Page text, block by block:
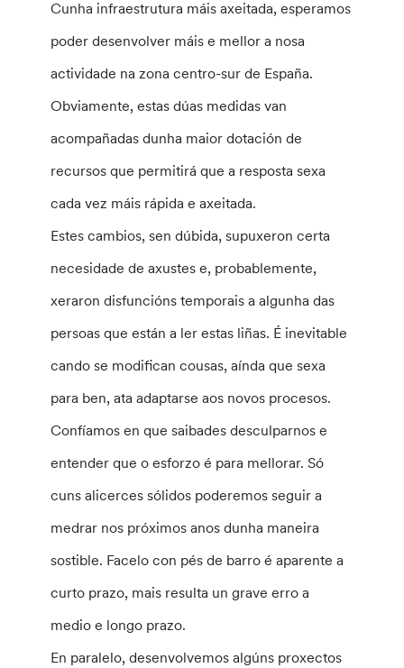
Cunha infraestrutura máis axeitada, esperamos
poder desenvolver máis e mellor a nosa
actividade na zona centro-sur de España.
Obviamente, estas dúas medidas van
acompañadas dunha maior dotación de
recursos que permitirá que a resposta sexa
cada vez máis rápida e axeitada.
Estes cambios, sen dúbida, supuxeron certa
necesidade de axustes e, probablemente,
xeraron disfuncións temporais a algunha das
persoas que están a ler estas liñas. É inevitable
cando se modifican cousas, aínda que sexa
para ben, ata adaptarse aos novos procesos.
Confíamos en que saibades desculparnos e
entender que o esforzo é para mellorar. Só
cuns alicerces sólidos poderemos seguir a
medrar nos próximos anos dunha maneira
sostible. Facelo con pés de barro é aparente a
curto prazo, mais resulta un grave erro a
medio e longo prazo.
En paralelo, desenvolvemos algúns proxectos